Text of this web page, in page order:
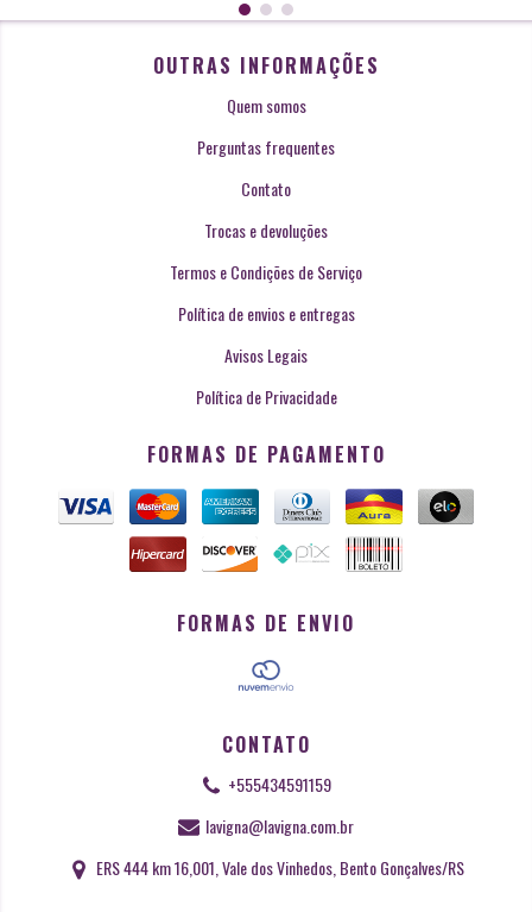
OUTRAS INFORMAÇÕES
Quem somos
Perguntas frequentes
Contato
Trocas e devoluções
Termos e Condições de Serviço
Política de envios e entregas
Avisos Legais
Política de Privacidade
FORMAS DE PAGAMENTO
FORMAS DE ENVIO
CONTATO
+555434591159
lavigna@lavigna.com.br
ERS 444 km 16,001, Vale dos Vinhedos, Bento Gonçalves/RS